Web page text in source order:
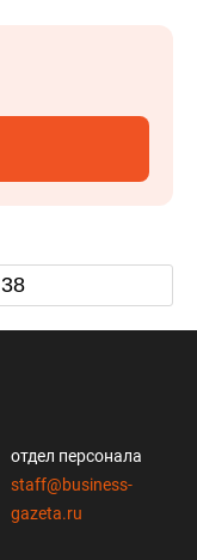
38
отдел персонала
staff@business-
gazeta.ru